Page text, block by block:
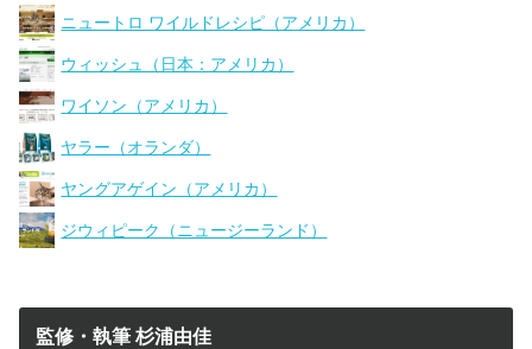
ニュートロ ワイルドレシピ（アメリカ）
ウィッシュ（日本：アメリカ）
ワイソン（アメリカ）
ヤラー（オランダ）
ヤングアゲイン（アメリカ）
ジウィピーク（ニュージーランド）
監修・執筆 杉浦由佳